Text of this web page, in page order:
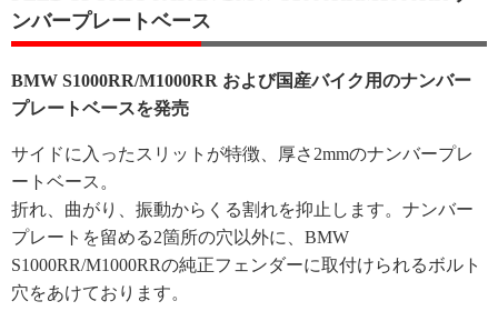
ンバープレートベース
BMW S1000RR/M1000RR および国産バイク用のナンバー
プレートベースを発売
サイドに入ったスリットが特徴、厚さ2mmのナンバープレ
ートベース。
折れ、曲がり、振動からくる割れを抑止します。ナンバー
プレートを留める2箇所の穴以外に、BMW
S1000RR/M1000RRの純正フェンダーに取付けられるボルト
穴をあけております。